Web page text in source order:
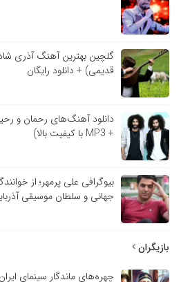
گلچین بهترین آهنگ آذری
قدیمی) + دانلود رایگان
دانلود آهنگ‌های رحمان و
+ MP3 با کیفیت بالا)
بیوگرافی علی پرمهر؛ از
جهانی و سلطان موسیقی
بازیگران
چهره‌های ماندگار سینمای